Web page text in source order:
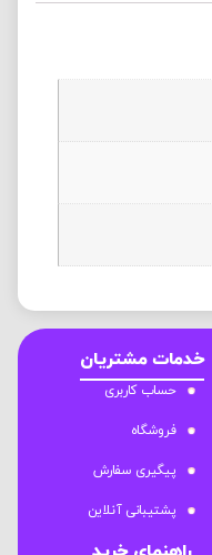
خدمات مشتریان
حساب کاربری
فروشگاه
پیگیری سفارش
پشتیبانی آنلاین